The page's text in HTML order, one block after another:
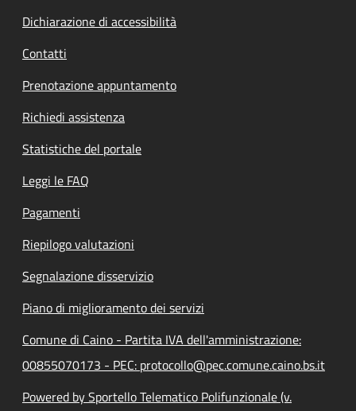
Dichiarazione di accessibilità
Contatti
Prenotazione appuntamento
Richiedi assistenza
Statistiche del portale
Leggi le FAQ
Pagamenti
Riepilogo valutazioni
Segnalazione disservizio
Piano di miglioramento dei servizi
Comune di Caino - Partita IVA dell'amministrazione:
00855070173 - PEC: protocollo@pec.comune.caino.bs.it
Powered by Sportello Telematico Polifunzionale (v.